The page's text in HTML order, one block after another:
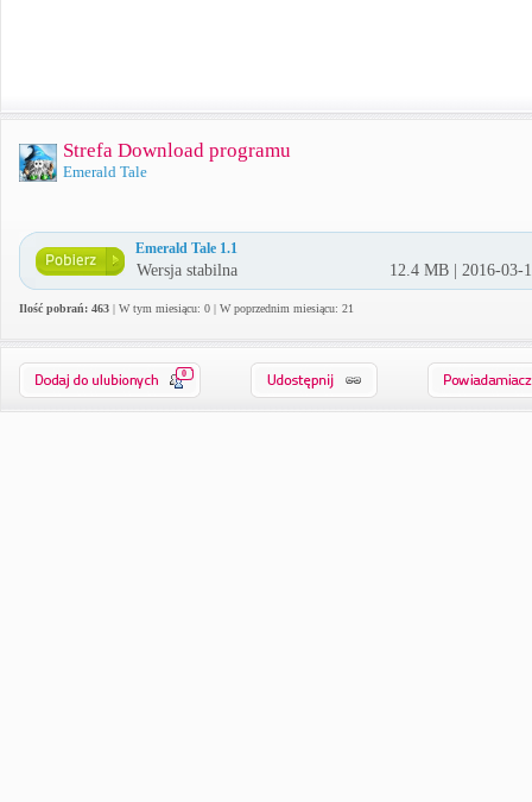
Strefa Download programu
Emerald Tale
Emerald Tale 1.1
Wersja stabilna 12.4 MB | 2016-03-
Ilość pobrań: 463 | W tym miesiącu: 0 | W poprzednim miesiącu: 21
0